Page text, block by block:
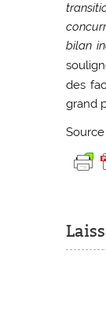
bilan
des
grand